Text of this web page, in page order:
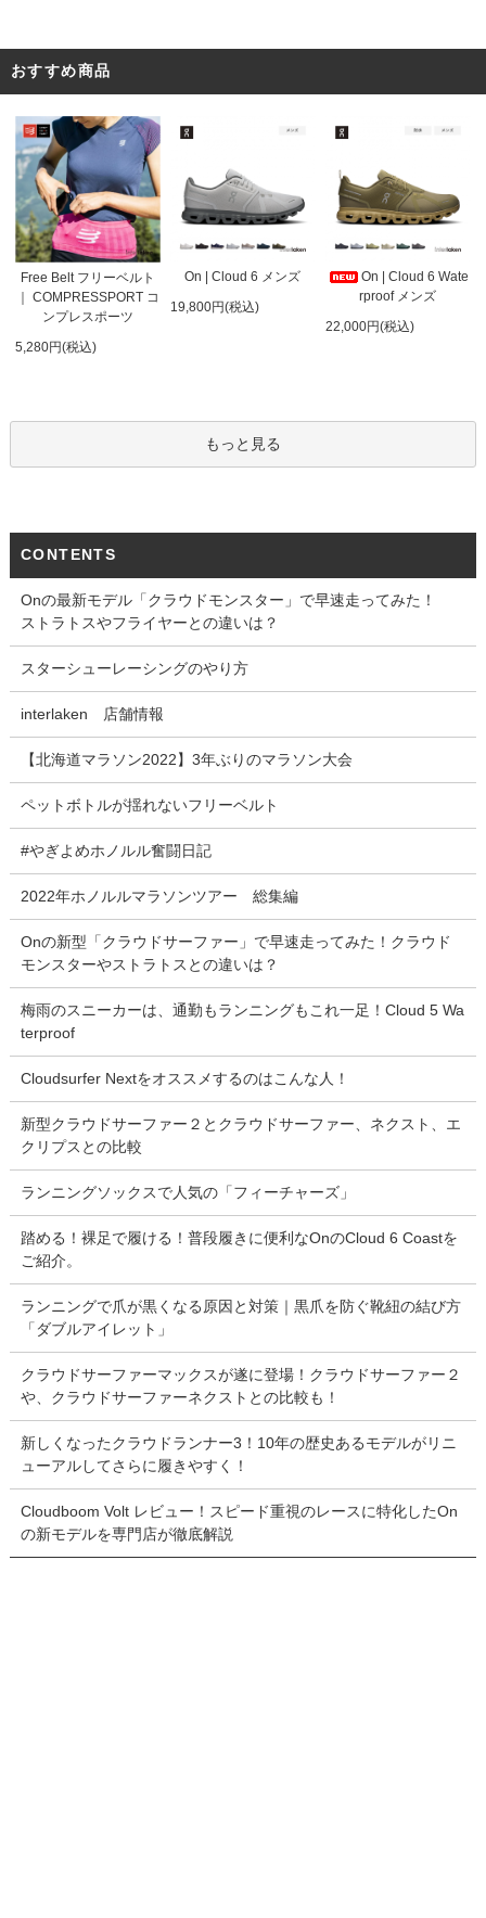
おすすめ商品
Free Belt フリーベルト
｜ COMPRESSPORT コ
ンプレスポーツ
5,280円(税込)
On | Cloud 6 メンズ
19,800円(税込)
On | Cloud 6 Wate
rproof メンズ
22,000円(税込)
もっと見る
CONTENTS
Onの最新モデル「クラウドモンスター」で早速走ってみた！
ストラトスやフライヤーとの違いは？
スターシューレーシングのやり方
interlaken 店舗情報
【北海道マラソン2022】3年ぶりのマラソン大会
ペットボトルが揺れないフリーベルト
#やぎよめホノルル奮闘日記
2022年ホノルルマラソンツアー 総集編
Onの新型「クラウドサーファー」で早速走ってみた！クラウド
モンスターやストラトスとの違いは？
梅雨のスニーカーは、通勤もランニングもこれ一足！Cloud 5 Wa
terproof
Cloudsurfer Nextをオススメするのはこんな人！
新型クラウドサーファー２とクラウドサーファー、ネクスト、エ
クリプスとの比較
ランニングソックスで人気の「フィーチャーズ」
踏める！裸足で履ける！普段履きに便利なOnのCloud 6 Coastを
ご紹介。
ランニングで爪が黒くなる原因と対策｜黒爪を防ぐ靴紐の結び方
「ダブルアイレット」
クラウドサーファーマックスが遂に登場！クラウドサーファー２
や、クラウドサーファーネクストとの比較も！
新しくなったクラウドランナー3！10年の歴史あるモデルがリニ
ューアルしてさらに履きやすく！
Cloudboom Volt レビュー！スピード重視のレースに特化したOn
の新モデルを専門店が徹底解説